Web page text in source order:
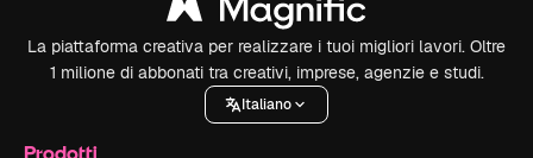
La piattaforma creativa per realizzare i tuoi migliori lavori. Oltre
1 milione di abbonati tra creativi, imprese, agenzie e studi.
Italiano
Prodotti